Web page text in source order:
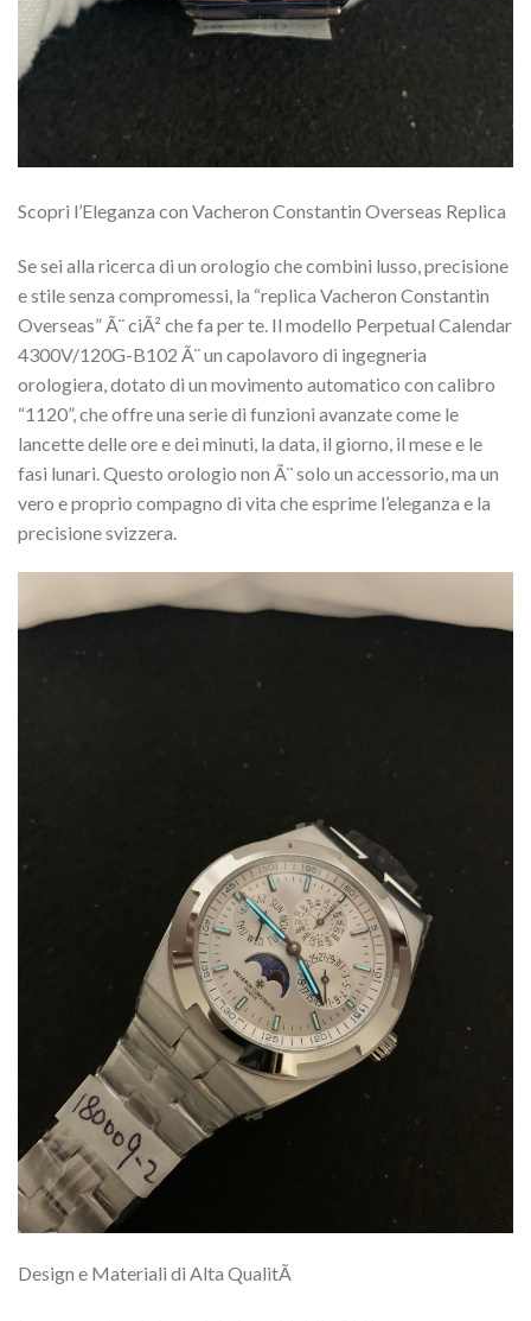
Scopri l’Eleganza con Vacheron Constantin Overseas Replica
Se sei alla ricerca di un orologio che combini lusso, precisione
e stile senza compromessi, la “replica Vacheron Constantin
Overseas” Ã¨ ciÃ² che fa per te. Il modello Perpetual Calendar
4300V/120G-B102 Ã¨ un capolavoro di ingegneria
orologiera, dotato di un movimento automatico con calibro
“1120”, che offre una serie di funzioni avanzate come le
lancette delle ore e dei minuti, la data, il giorno, il mese e le
fasi lunari. Questo orologio non Ã¨ solo un accessorio, ma un
vero e proprio compagno di vita che esprime l’eleganza e la
precisione svizzera.
Design e Materiali di Alta QualitÃ